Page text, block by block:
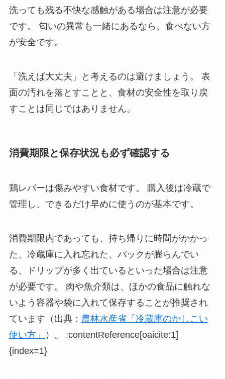
洗っても残る不快な感触がある場合は注意が必要
です。 匂いの異常も一緒にあるなら、食べない方
が安全です。
「洗えば大丈夫」と考えるのは避けましょう。 表
面の汚れを落とすことと、食材の安全性を取り戻
すことは同じではありません。
消費期限と保存状況も必ず確認する
鶏レバーは傷みやすい食材です。 購入後は冷蔵で
管理し、できるだけ早めに使うのが基本です。
消費期限内であっても、持ち帰りに時間がかかっ
た、冷蔵庫に入れ忘れた、パックが膨らんでい
る、ドリップが多く出ているといった場合は注意
が必要です。 肉や魚介類は、ほかの食品に触れな
いよう容器や袋に入れて保存することが推奨され
ています（出典： 農林水産省「冷蔵庫のかしこい
使い方」
）。 :contentReference[oaicite:1]
{index=1}